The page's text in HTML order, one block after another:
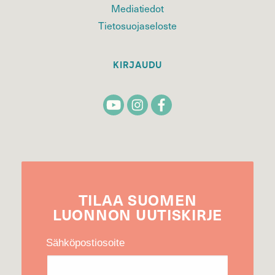
Mediatiedot
Tietosuojaseloste
KIRJAUDU
TILAA SUOMEN
LUONNON UUTIS­KIRJE
Sähköpostiosoite